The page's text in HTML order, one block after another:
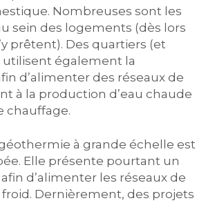
Nombreuses sont les
sein des logements (dès lors
prêtent). Des quartiers (et
également la
d’alimenter des réseaux de
à la production d’eau chaude
chauffage.
à grande échelle est
Elle présente pourtant un
d’alimenter les réseaux de
Dernièrement, des projets